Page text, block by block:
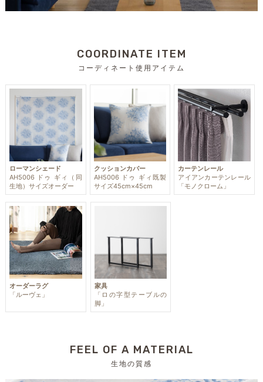
COORDINATE ITEM
コーディネート使用アイテム
ローマンシェード
AH5006 ドゥ ギィ（同
生地）サイズオーダー
クッションカバー
AH5006 ドゥ ギィ既製
サイズ45cm×45cm
カーテンレール
アイアンカーテンレール
「モノクローム」
オーダーラグ
「ルーヴェ」
家具
「ロの字型テーブルの
脚」
FEEL OF A MATERIAL
生地の質感